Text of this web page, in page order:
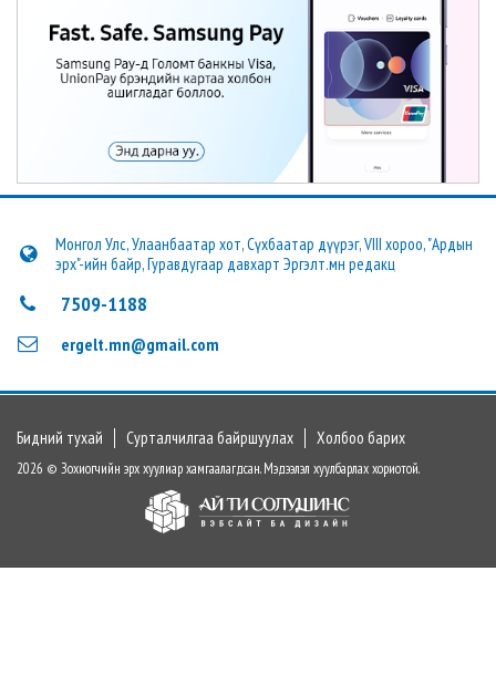
Монгол Улс, Улаанбаатар хот, Сүхбаатар дүүрэг, VIII хороо, "Ардын
эрх"-ийн байр, Гуравдугаар давхарт Эргэлт.мн редакц
7509-1188
ergelt.mn@gmail.com
Бидний тухай Сурталчилгаа байршуулах Холбоо барих
2026 © Зохиогчийн эрх хуулиар хамгаалагдсан. Мэдээлэл хуулбарлах хориотой.